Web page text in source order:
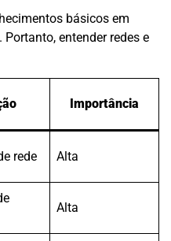
básicos em
entender redes e
Importância
rede Alta
Alta